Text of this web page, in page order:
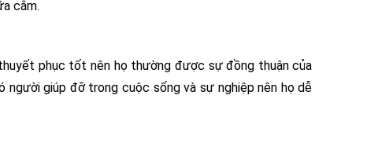
cằm.
phục tốt nên họ thường được sự đồng thuận của
người giúp đỡ trong cuộc sống và sự nghiệp nên họ dễ